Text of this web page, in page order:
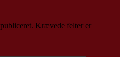
Krævede felter er